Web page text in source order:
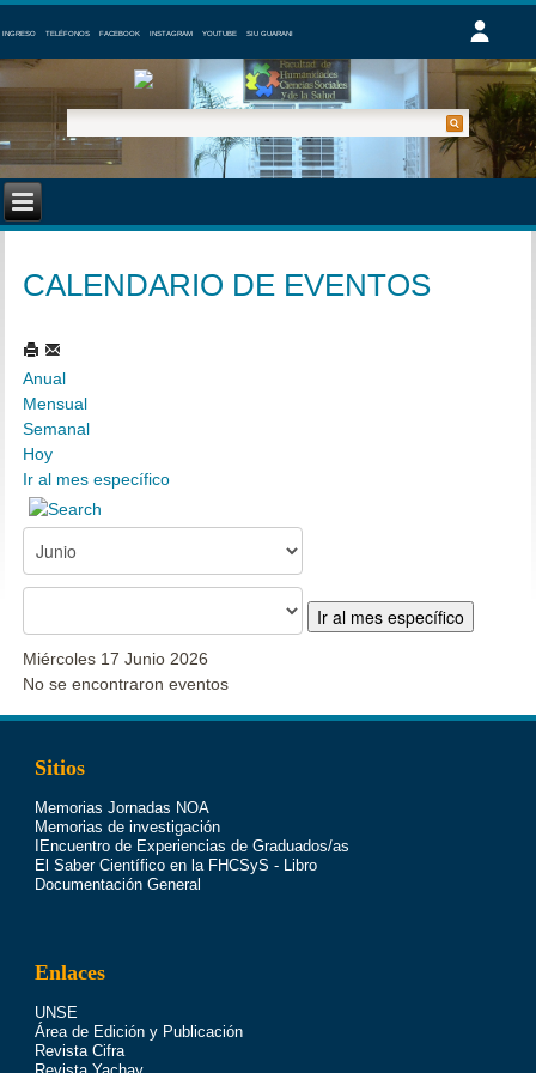
INGRESO TELÉFONOS FACEBOOK INSTAGRAM YOUTUBE SIU GUARANI
CALENDARIO DE EVENTOS
Anual
Mensual
Semanal
Hoy
Ir al mes específico
Ir al mes específico
Miércoles 17 Junio 2026
No se encontraron eventos
Sitios
Memorias Jornadas NOA
Memorias de investigación
IEncuentro de Experiencias de Graduados/as
El Saber Científico en la FHCSyS - Libro
Documentación General
Enlaces
UNSE
Área de Edición y Publicación
Revista Cifra